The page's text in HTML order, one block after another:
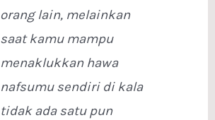
orang lain, melainkan
saat kamu mampu
menaklukkan hawa
nafsumu sendiri di kala
tidak ada satu pun